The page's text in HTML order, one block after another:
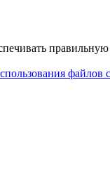
правильную
файлов